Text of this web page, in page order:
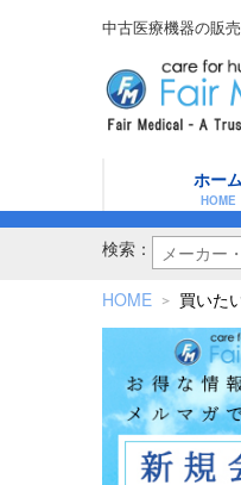
中古医療機器の販
ホーム
HOME
検索：
HOME ＞ 買いた